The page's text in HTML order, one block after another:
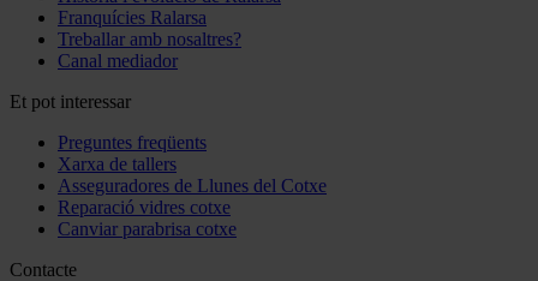
Franquícies Ralarsa
Treballar amb nosaltres?
Canal mediador
Et pot interessar
Preguntes freqüents
Xarxa de tallers
Asseguradores de Llunes del Cotxe
Reparació vidres cotxe
Canviar parabrisa cotxe
Contacte